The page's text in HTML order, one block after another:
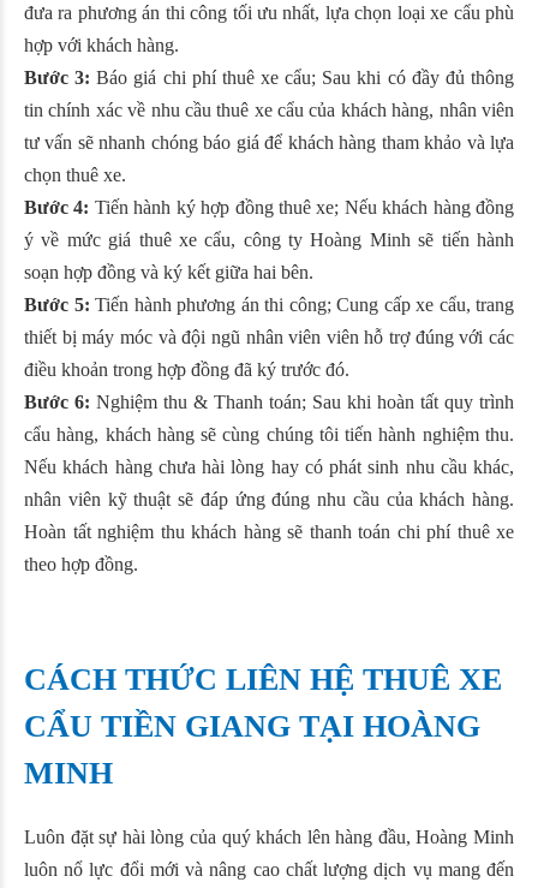
đưa ra phương án thi công tối ưu nhất, lựa chọn loại xe cẩu phù
hợp với khách hàng.
Bước 3: Báo giá chi phí thuê xe cẩu; Sau khi có đầy đủ thông
tin chính xác về nhu cầu thuê xe cẩu của khách hàng, nhân viên
tư vấn sẽ nhanh chóng báo giá để khách hàng tham khảo và lựa
chọn thuê xe.
Bước 4: Tiến hành ký hợp đồng thuê xe; Nếu khách hàng đồng
ý về mức giá thuê xe cẩu, công ty Hoàng Minh sẽ tiến hành
soạn hợp đồng và ký kết giữa hai bên.
Bước 5: Tiến hành phương án thi công; Cung cấp xe cẩu, trang
thiết bị máy móc và đội ngũ nhân viên viên hỗ trợ đúng với các
điều khoản trong hợp đồng đã ký trước đó.
Bước 6: Nghiệm thu & Thanh toán; Sau khi hoàn tất quy trình
cẩu hàng, khách hàng sẽ cùng chúng tôi tiến hành nghiệm thu.
Nếu khách hàng chưa hài lòng hay có phát sinh nhu cầu khác,
nhân viên kỹ thuật sẽ đáp ứng đúng nhu cầu của khách hàng.
Hoàn tất nghiệm thu khách hàng sẽ thanh toán chi phí thuê xe
theo hợp đồng.
CÁCH THỨC LIÊN HỆ THUÊ XE
CẨU TIỀN GIANG TẠI HOÀNG
MINH
Luôn đặt sự hài lòng của quý khách lên hàng đầu, Hoàng Minh
luôn nổ lực đổi mới và nâng cao chất lượng dịch vụ mang đến